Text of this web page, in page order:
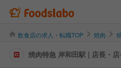
飲食店の求人・転職TOP 焼肉
焼肉特急 岸和田駅 | 店長・